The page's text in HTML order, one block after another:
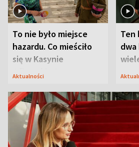
To nie było miejsce
hazardu. Co mieściło
się w Kasynie
Oficerskim?
Aktualności
Ten